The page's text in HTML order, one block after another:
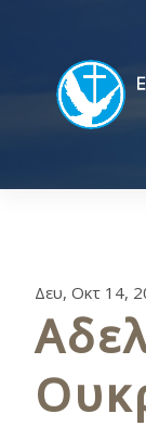
Δευ, Οκτ 14,